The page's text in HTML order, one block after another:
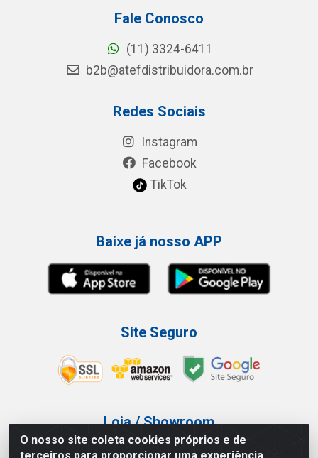
O nosso site coleta cookies próprios e de
Fale Conosco
(11) 3324-6411
b2b@atefdistribuidora.com.br
Redes Sociais
Instagram
Facebook
TikTok
Baixe já nosso APP
Site Seguro
Loja / Showroom
Tel.: (11) 3227-0546